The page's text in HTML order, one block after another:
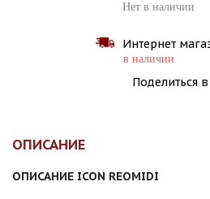
Нет в наличии
Интернет
в наличии
Поделиться
ОПИСАНИЕ
ОПИСАНИЕ ICON REOMIDI